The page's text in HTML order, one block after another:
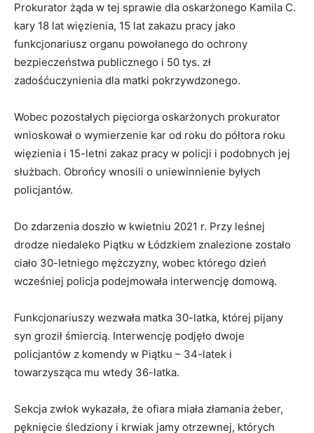
Prokurator żąda w tej sprawie dla oskarżonego Kamila C.
kary 18 lat więzienia, 15 lat zakazu pracy jako
funkcjonariusz organu powołanego do ochrony
bezpieczeństwa publicznego i 50 tys. zł
zadośćuczynienia dla matki pokrzywdzonego.
Wobec pozostałych pięciorga oskarżonych prokurator
wnioskował o wymierzenie kar od roku do półtora roku
więzienia i 15-letni zakaz pracy w policji i podobnych jej
służbach. Obrońcy wnosili o uniewinnienie byłych
policjantów.
Do zdarzenia doszło w kwietniu 2021 r. Przy leśnej
drodze niedaleko Piątku w Łódzkiem znalezione zostało
ciało 30-letniego mężczyzny, wobec którego dzień
wcześniej policja podejmowała interwencję domową.
Funkcjonariuszy wezwała matka 30-latka, której pijany
syn groził śmiercią. Interwencję podjęło dwoje
policjantów z komendy w Piątku – 34-latek i
towarzysząca mu wtedy 36-latka.
Sekcja zwłok wykazała, że ofiara miała złamania żeber,
pęknięcie śledziony i krwiak jamy otrzewnej, których